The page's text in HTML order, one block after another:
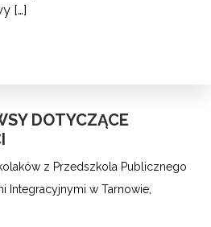
[…]
DOTYCZĄCE
z Przedszkola Publicznego
Integracyjnymi w Tarnowie,